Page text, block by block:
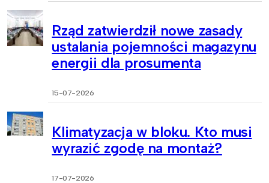
Rząd zatwierdził nowe zasady
ustalania pojemności magazynu
energii dla prosumenta
15-07-2026
Klimatyzacja w bloku. Kto musi
wyrazić zgodę na montaż?
17-07-2026